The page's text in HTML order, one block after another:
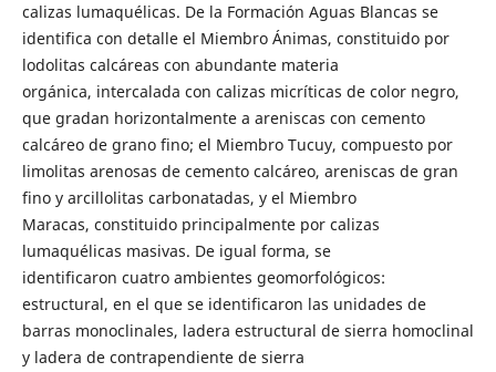
calizas lumaquélicas. De la Formación Aguas Blancas se
identifica con detalle el Miembro Ánimas, constituido por
lodolitas calcáreas con abundante materia
orgánica, intercalada con calizas micríticas de color negro,
que gradan horizontalmente a areniscas con cemento
calcáreo de grano fino; el Miembro Tucuy, compuesto por
limolitas arenosas de cemento calcáreo, areniscas de gran
fino y arcillolitas carbonatadas, y el Miembro
Maracas, constituido principalmente por calizas
lumaquélicas masivas. De igual forma, se
identificaron cuatro ambientes geomorfológicos:
estructural, en el que se identificaron las unidades de
barras monoclinales, ladera estructural de sierra homoclinal
y ladera de contrapendiente de sierra